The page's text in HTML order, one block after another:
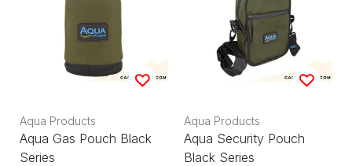
Aqua Products
Aqua Gas Pouch Black
Series
Aqua Products
Aqua Security Pouch
Black Series